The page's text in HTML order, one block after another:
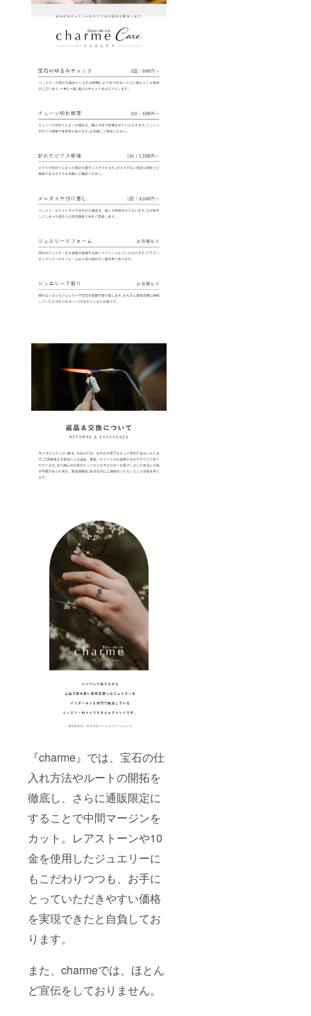
『charme』では、宝石の仕
入れ方法やルートの開拓を
徹底し、さらに通販限定に
することで中間マージンを
カット。レアストーンや10
金を使用したジュエリーに
もこだわりつつも、お⼿に
とっていただきやすい価格
を実現できたと⾃負してお
ります。
また、charmeでは、ほとん
ど宣伝をしておりません。